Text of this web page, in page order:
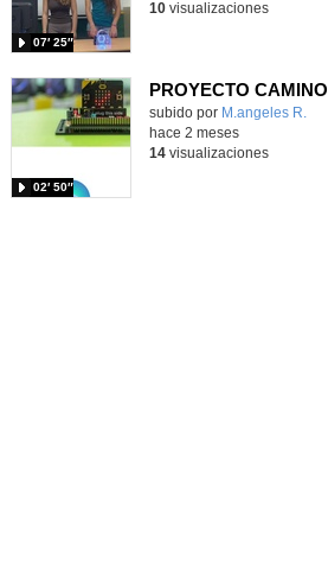
07′ 25″
10visualizaciones
PROYECTO
Contenido educativo.
subido por M.angeles R.
02′ 50″
hace 2 meses
14visualizaciones